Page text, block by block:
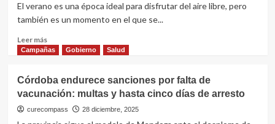
vida
recomendaciones
de
Sociedad
para
este
verano
El verano es una época ideal para disfrutar del aire libre, pero
también es un momento en el que se...
Leer másLeer
más
la
piel
en
verano
Campañas Gobierno Salud
Córdoba endurece sanciones por falta de
vacunación: multas y hasta cinco días de arresto
curecompass 28 diciembre, 2025